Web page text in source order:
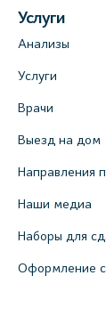
Услуги
Анализы
Услуги
Врачи
Выезд на дом
Направления
Наши медиа
Наборы для
Оформление